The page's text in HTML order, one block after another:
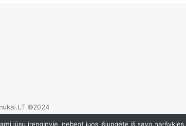
©2024
jūsų įrenginyje, nebent juos išjungėte iš savo naršyklės.